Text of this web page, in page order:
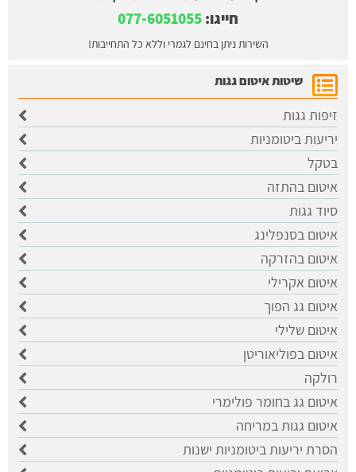
חייגו:
השירות ניתן בחינם לגמרי וללא כל התחייבות!
שיטות איטום גגות
זיפות גגות
יריעות ביטומניות
בטקל
איטום בהתזה
סיוד גגות
איטום בסנפלינג
איטום בהזרקה
איטום אקרילי
איטום גג הפוך
איטום שלילי
איטום בפוליאוריטן
רולקה
איטום גג בחומר פולימרי
איטום גגות במריחה
הסרת יריעות ביטומניות ישנות